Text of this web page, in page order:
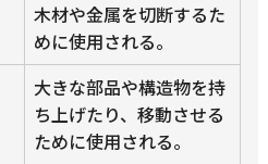
木材や金属を切断するた
めに使用される。
大きな部品や構造物を持
ち上げたり、移動させる
ために使用される。